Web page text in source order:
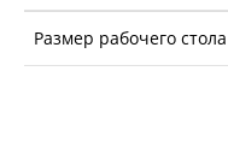
Размер рабочего стола